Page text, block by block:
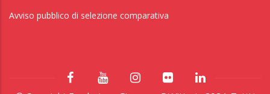
Avviso pubblico di selezione comparativa